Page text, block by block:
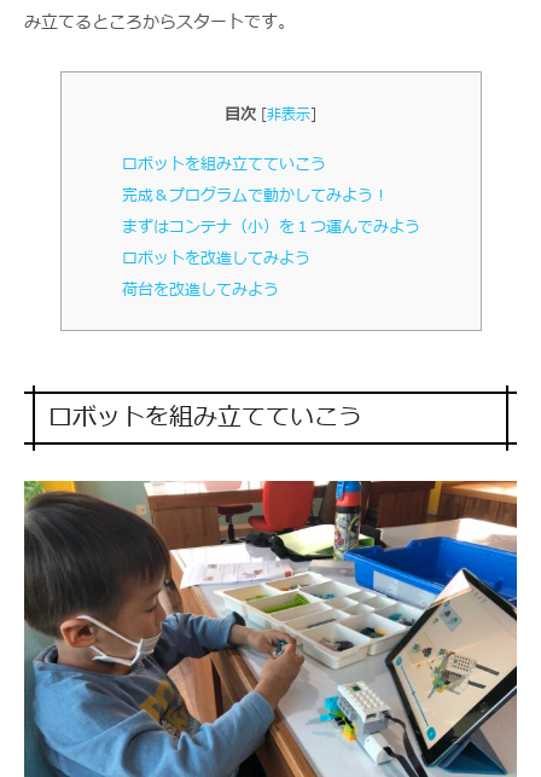
み立てるところからスタートです。
目次 [非表示]
ロボットを組み立てていこう
完成＆プログラムで動かしてみよう！
まずはコンテナ（小）を１つ運んでみよう
ロボットを改造してみよう
荷台を改造してみよう
ロボットを組み立てていこう